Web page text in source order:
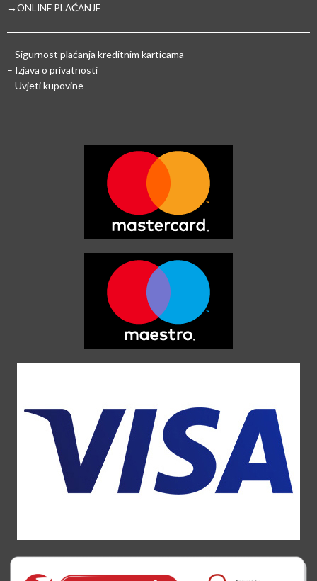
→ONLINE PLAĆANJE
– Sigurnost plaćanja kreditnim karticama
– Izjava o privatnosti
– Uvjeti kupovine